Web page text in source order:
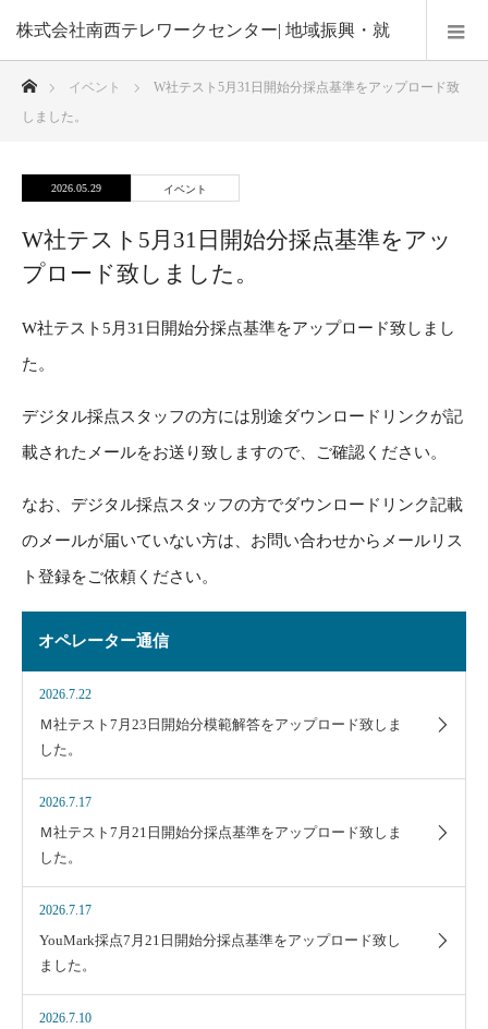
株式会社南西テレワークセンター| 地域振興・就
業機会の創出・在宅勤務による子育て支援
イベント
W社テスト5月31日開始分採点基準をアップロード致
しました。
2026.05.29 イベント
W社テスト5月31日開始分採点基準をアッ
プロード致しました。
W社テスト5月31日開始分採点基準をアップロード致しまし
た。
デジタル採点スタッフの方には別途ダウンロードリンクが記
載されたメールをお送り致しますので、ご確認ください。
なお、デジタル採点スタッフの方でダウンロードリンク記載
のメールが届いていない方は、お問い合わせからメールリス
ト登録をご依頼ください。
オペレーター通信
2026.7.22
Ｍ社テスト7月23日開始分模範解答をアップロード致しま
した。
2026.7.17
Ｍ社テスト7月21日開始分採点基準をアップロード致しま
した。
2026.7.17
YouMark採点7月21日開始分採点基準をアップロード致し
ました。
2026.7.10